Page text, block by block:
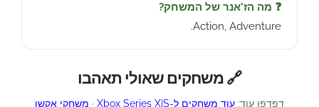
❓ מה הז'אנר של המשחק?
Action, Adventure.
🔗 משחקים שאולי תאהבו
דפדפו עוד: עוד משחקים ל-Xbox Series X|S · משחקי אקשן